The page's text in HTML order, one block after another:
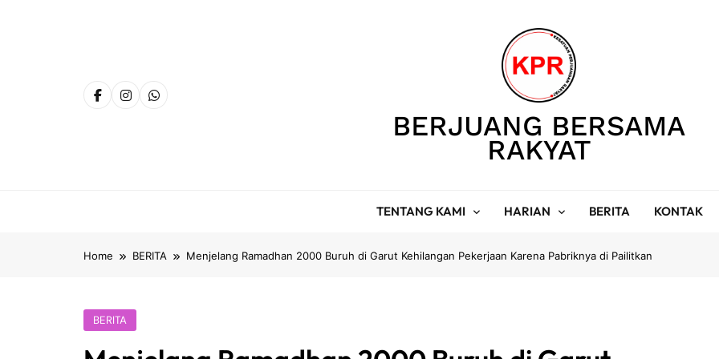
BERJUANG BERSAMA
RAKYAT
TENTANG KAMI HARIAN BERITA KONTAK
Home BERITA Menjelang Ramadhan 2000 Buruh di Garut Kehilangan Pekerjaan Karena Pabriknya di Pailitkan
BERITA